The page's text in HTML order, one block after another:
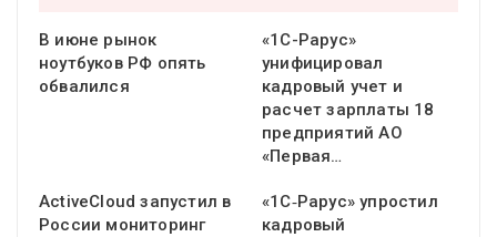
В июне рынок
ноутбуков РФ опять
обвалился
«1С-Рарус»
унифицировал
кадровый учет и
расчет зарплаты 18
предприятий АО
«Первая…
ActiveCloud запустил в
России мониторинг
«1С‑Рарус» упростил
кадровый